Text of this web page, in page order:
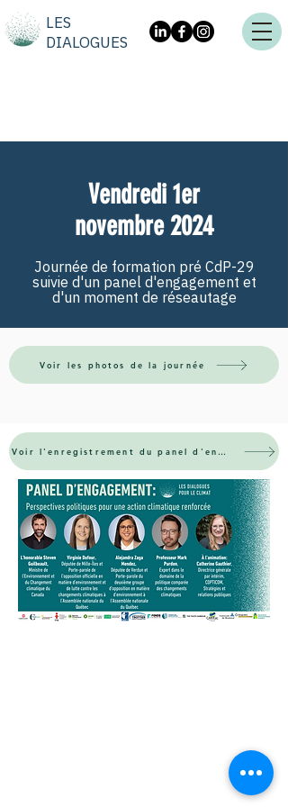
LES
DIALOGUES
Vendredi 1er
novembre 2024
Journée de formation pré CdP-29
suivie d'un panel d'engagement et
d'un moment de réseautage
Voir les photos de la journée
Voir l'enregistrement du panel d'engagement